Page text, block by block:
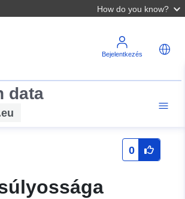
How do you know?
Bejelentkezés
data
0